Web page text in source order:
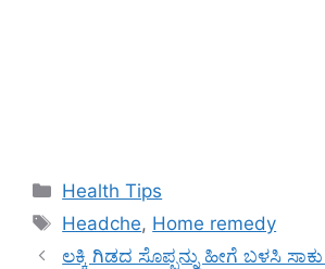
Categories
Health Tips
Tags
Headche, Home remedy
ಲಕ್ಕಿ ಗಿಡದ ಸೊಪ್ಪನ್ನು ಹೀಗೆ ಬಳಸಿ